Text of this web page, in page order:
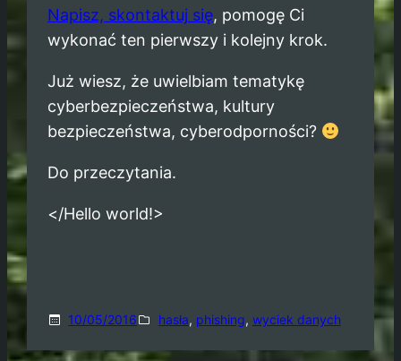
Napisz, skontaktuj się, pomogę Ci
wykonać ten pierwszy i kolejny krok.
Już wiesz, że uwielbiam tematykę
cyberbezpieczeństwa, kultury
bezpieczeństwa, cyberodporności?
Do przeczytania.
</Hello world!>
10/05/2016 hasła, phishing, wyciek danych